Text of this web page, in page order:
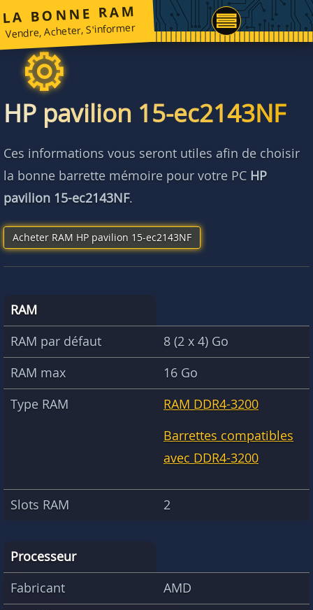
LA BONNE RAM
Vendre, Acheter, S'informer
HP pavilion 15-ec2143NF
Ces informations vous seront utiles afin de choisir
la bonne barrette mémoire pour votre PC HP
pavilion 15-ec2143NF.
Acheter RAM HP pavilion 15-ec2143NF
RAM
RAM par défaut
8 (2 x 4) Go
RAM max
16 Go
Type RAM
RAM DDR4-3200
Barrettes compatibles
avec DDR4-3200
Slots RAM 2
Processeur
Fabricant
AMD